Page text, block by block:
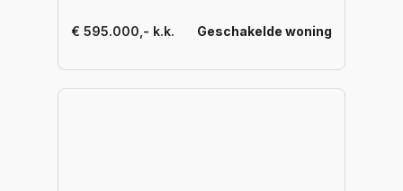
€ 595.000,- k.k. Geschakelde woning